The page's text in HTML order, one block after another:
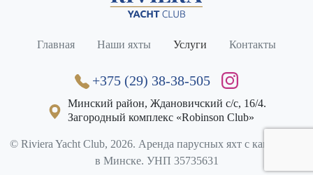
+375 (29) 38-38-505
Минский район, Ждановичский с/с, 16/4.
Загородный комплекс «Robinson Club»
Главная Наши яхты Услуги Контакты
© Riviera Yacht Club, 2026. Аренда парусных яхт с капитаном
в Минске. УНП 35735631